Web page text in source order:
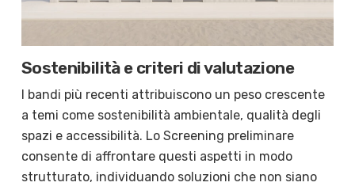
Sostenibilità e criteri di valutazione
I bandi più recenti attribuiscono un peso crescente
a temi come sostenibilità ambientale, qualità degli
spazi e accessibilità. Lo Screening preliminare
consente di affrontare questi aspetti in modo
strutturato, individuando soluzioni che non siano